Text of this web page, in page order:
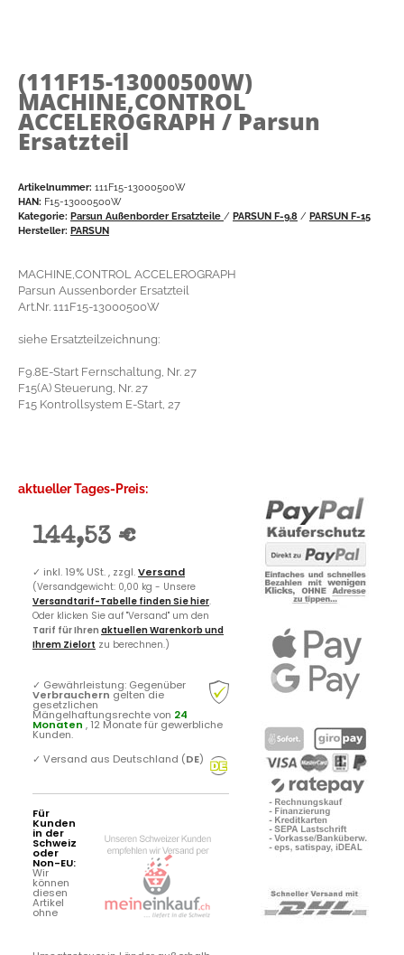
(111F15-13000500W)
MACHINE,CONTROL
ACCELEROGRAPH / Parsun
Ersatzteil
Artikelnummer: 111F15-13000500W
HAN: F15-13000500W
Kategorie: Parsun Außenborder Ersatzteile / PARSUN F-9.8 / PARSUN F-15
Hersteller: PARSUN
MACHINE,CONTROL ACCELEROGRAPH
Parsun Aussenborder Ersatzteil
Art.Nr. 111F15-13000500W
siehe Ersatzteilzeichnung:
F9.8E-Start Fernschaltung, Nr. 27
F15(A) Steuerung, Nr. 27
F15 Kontrollsystem E-Start, 27
aktueller Tages-Preis:
144,53 €
✓ inkl. 19% USt. , zzgl.Versand
(Versandgewicht: 0,00 kg - Unsere
Versandtarif-Tabelle finden Sie hier.
Oder klicken Sie auf "Versand" um den
Tarif für Ihren aktuellen Warenkorb und
Ihrem Zielort zu berechnen.)
✓ Gewährleistung: Gegenüber
Verbrauchern gelten die
gesetzlichen
Mängelhaftungsrechte von 24
Monaten , 12 Monate für gewerbliche
Kunden.
✓ Versand aus Deutschland (DE)
Für
Kunden
in der
Schweiz
oder
Non-EU:
Wir
können
diesen
Artikel
ohne